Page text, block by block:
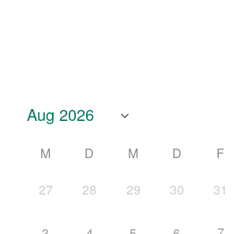
M D M D F
27
28 29 30 31